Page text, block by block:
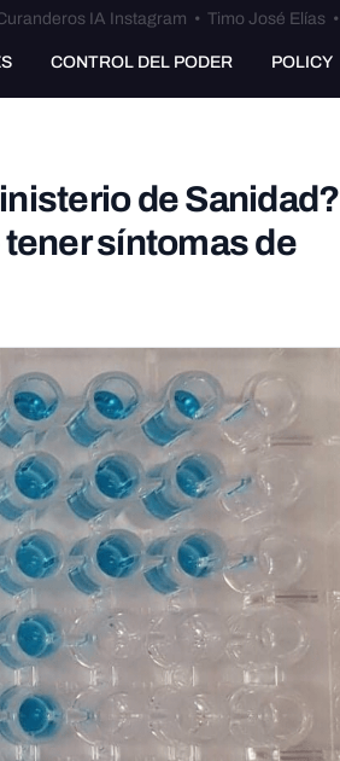
IA Instagram • Timo José Elías •
CONTROL DEL PODER POLICY
de Sanidad?
tener síntomas de